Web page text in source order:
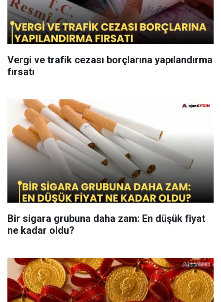
Vergi ve trafik cezası borçlarına yapılandırma
fırsatı
Bir sigara grubuna daha zam: En düşük fiyat
ne kadar oldu?